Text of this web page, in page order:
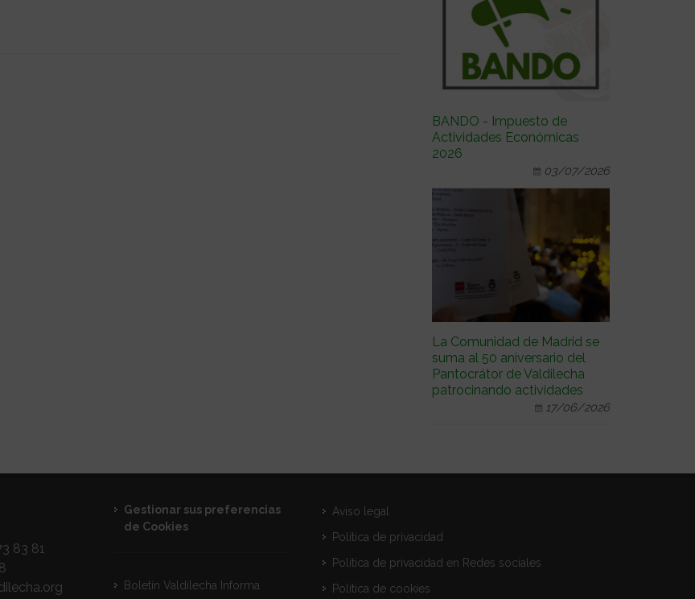
BANDO - Impuesto de
Actividades Económicas
2026
03/07/2026
La Comunidad de Madrid se
suma al 50 aniversario del
Pantocrátor de Valdilecha
patrocinando actividades
17/06/2026
83 81
Gestionar sus preferencias
de Cookies
Boletín Valdilecha Informa
Aviso legal
Política de privacidad
Política de privacidad en Redes sociales
Política de cookies